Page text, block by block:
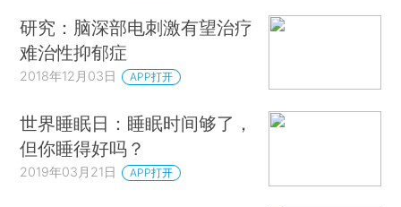
研究：脑深部电刺激有望治疗
难治性抑郁症
2018年12月03日 APP打开
世界睡眠日：睡眠时间够了，
但你睡得好吗？
2019年03月21日 APP打开